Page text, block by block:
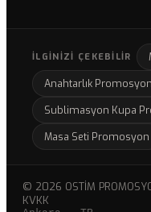
İLGINIZI ÇEKEBILIR
Anahtarlık Promosyon
Sublimasyon Kupa
Masa Seti Promosyon
© 2026 OSTİM
KVKK